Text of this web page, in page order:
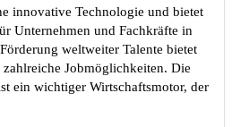
innovative Technologie und bietet
Unternehmen und Fachkräfte in
weltweiter Talente bietet
Jobmöglichkeiten. Die
ein wichtiger Wirtschaftsmotor, der